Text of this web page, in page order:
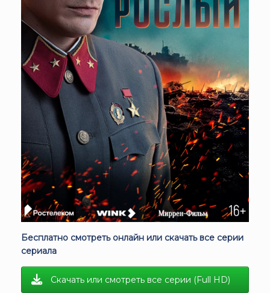
Бесплатно смотреть онлайн или скачать все серии
сериала
Скачать или смотреть все серии (Full HD)